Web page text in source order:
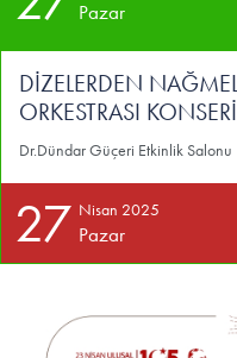
Pazar
DİZELERDEN
ORKESTRASI KONSERİ
Dr.Dündar Güçeri Etkinlik Salonu
27 Nisan 2025
Pazar